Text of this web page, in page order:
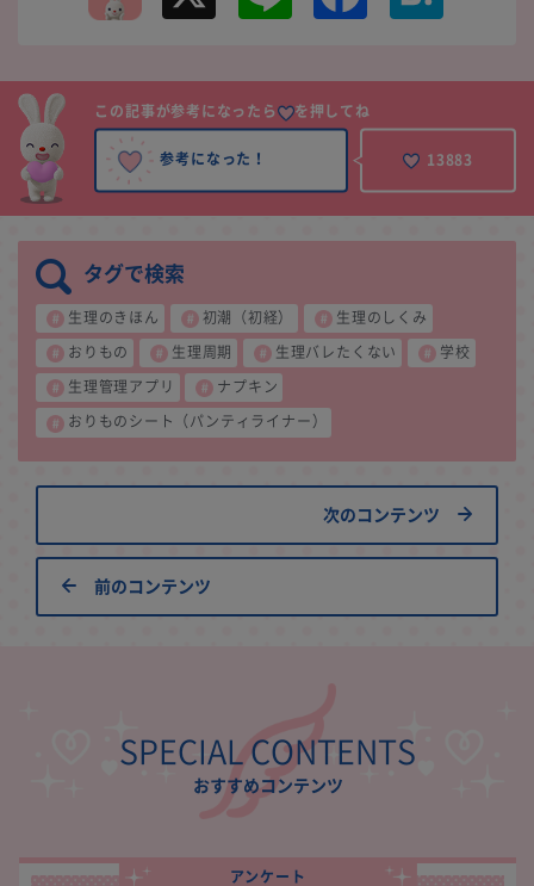
n
k
この記事が参考になったら を押してね
参考になった！ 13883
タグで検索
生理のきほん 初潮（初経） 生理のしくみ
おりもの 生理周期 生理バレたくない 学校
生理管理アプリ ナプキン
おりものシート（パンティライナー）
前のコンテンツ
次のコンテンツ
SPECIAL CONTENTS
おすすめコンテンツ
アンケート